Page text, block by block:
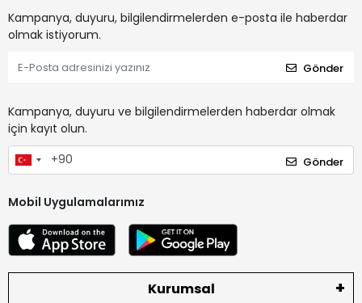
Kampanya, duyuru, bilgilendirmelerden e-posta ile haberdar
olmak istiyorum.
Gönder
Kampanya, duyuru ve bilgilendirmelerden haberdar olmak
için kayıt olun.
Gönder
Mobil Uygulamalarımız
Kurumsal